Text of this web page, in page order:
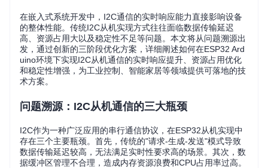
在嵌入式系统开发中，I2C通信的实时响应能力直接影响设备
的整体性能。传统I2C从机实现方式往往面临数据传输延迟
高、资源占用大以及稳定性不足等问题。本文将从问题溯源出
发，通过创新的三阶段优化方案，详细阐述如何在ESP32 Ard
uino环境下实现I2C从机通信的实时响应提升、资源占用优化
和稳定性增强，为工业控制、智能家居等领域提供可落地的技
术方案。
问题溯源：I2C从机通信的三大瓶颈
I2C作为一种广泛应用的串行通信协议，在ESP32从机实现中
存在三个主要瓶颈。首先，传统的"请求-生成-发送"模式导致
数据传输延迟较高，无法满足实时性要求高的场景。其次，数
据缓冲区管理不合理，造成内存资源浪费和CPU占用率过高。